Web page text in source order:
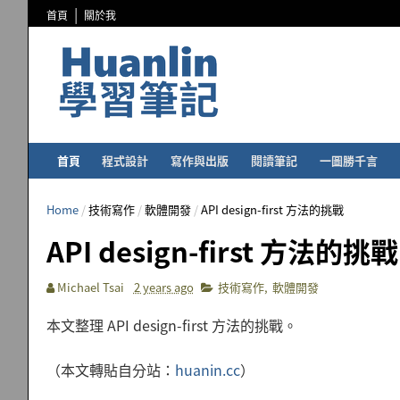
首頁 關於我
首頁 程式設計 寫作與出版 閱讀筆記 一圖勝千言
Home /技術寫作 /軟體開發 /API design-first 方法的挑戰
API design-first 方法的挑戰
Michael Tsai 2 years ago 技術寫作, 軟體開發
本文整理 API design-first 方法的挑戰。
（本文轉貼自分站： huanin.cc）